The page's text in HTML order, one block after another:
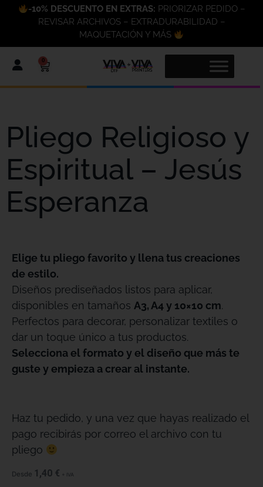
-10% DESCUENTO EN EXTRAS: PRIORIZAR PEDIDO –
REVISAR ARCHIVOS – EXTRADURABILIDAD –
MAQUETACIÓN Y MÁS
0
Pliego Religioso y
Espiritual – Jesús
Esperanza
Elige tu pliego favorito y llena tus creaciones
de estilo.
Diseños prediseñados listos para aplicar,
disponibles en tamaños A3, A4 y 10×10 cm.
Perfectos para decorar, personalizar textiles o
dar un toque único a tus productos.
Selecciona el formato y el diseño que más te
guste y empieza a crear al instante.
Haz tu pedido, y una vez que hayas realizado el
pago recibirás por correo el archivo con tu
pliego
Desde 1,40 € + IVA